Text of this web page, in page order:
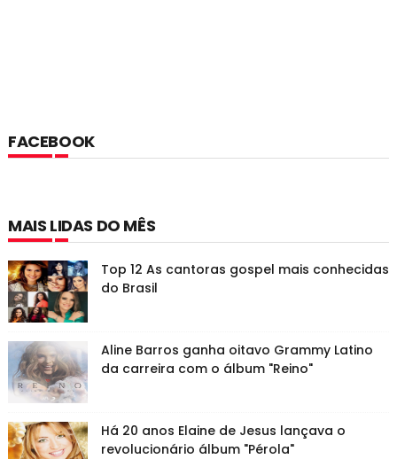
FACEBOOK
MAIS LIDAS DO MÊS
Top 12 As cantoras gospel mais conhecidas
do Brasil
Aline Barros ganha oitavo Grammy Latino
da carreira com o álbum "Reino"
Há 20 anos Elaine de Jesus lançava o
revolucionário álbum "Pérola"